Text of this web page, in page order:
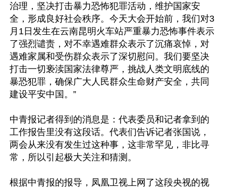
治理，坚决打击暴力恐怖犯罪活动，维护国家安
全，形成良好社会秩序。今天大会开始前，我们对3
月1日发生在云南昆明火车站严重暴力恐怖事件表示
了强烈谴责，对不幸遇难群众表示了沉痛哀悼，对
遇难家属和受伤群众表示了深切慰问。我们要坚决
打击一切亵渎国家法律尊严，挑战人类文明底线的
暴恐犯罪，确保广大人民群众生命财产安全，共同
建设平安中国。”
中青报记者得到的消息是：代表委员和记者拿到的
工作报告里没有这段话。代表们告诉记者张国说，
两会从来没有发生过这种事，这非常罕见，非比寻
常，所以引起极大关注和猜测。
根据中青报的报导，凤凰卫视上网了这段央视的视